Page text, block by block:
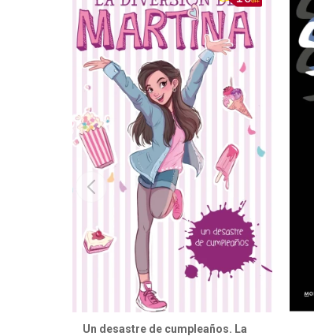
Un desastre de cumpleaños. La